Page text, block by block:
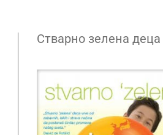
Стварно зелена деца